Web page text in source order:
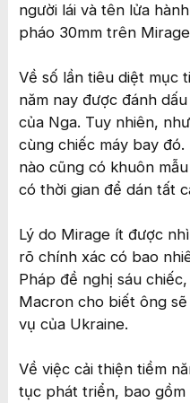
người lái và tên lửa
pháo 30mm trên
Về số lần tiêu diệt mục
năm nay được đánh
của Nga. Tuy nhiên,
cùng chiếc máy bay
nào cũng có khuôn
có thời gian để dán tất
Lý do Mirage ít được
rõ chính xác có bao
Pháp đề nghị sáu
Macron cho biết ông
vụ của Ukraine.
Về việc cải thiện tiềm
tục phát triển, bao gồm